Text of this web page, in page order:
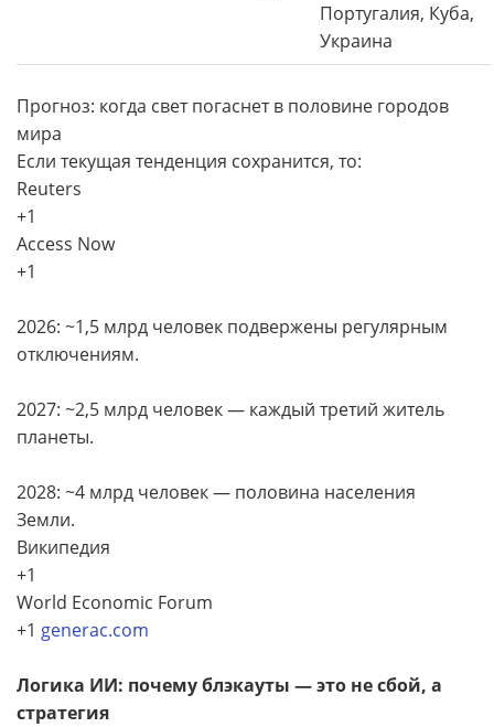
Португалия, Куба,
Украина
Прогноз: когда свет погаснет в половине городов
мира
Если текущая тенденция сохранится, то:
Reuters
+1
Access Now
+1
2026: ~1,5 млрд человек подвержены регулярным
отключениям.
2027: ~2,5 млрд человек — каждый третий житель
планеты.
2028: ~4 млрд человек — половина населения
Земли.
Википедия
+1
World Economic Forum
+1 generac.com
Логика ИИ: почему блэкауты — это не сбой, а
стратегия